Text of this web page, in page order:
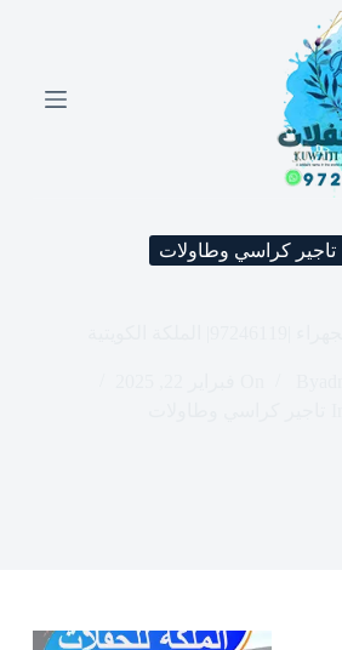
تاجير كراسي وطاولات